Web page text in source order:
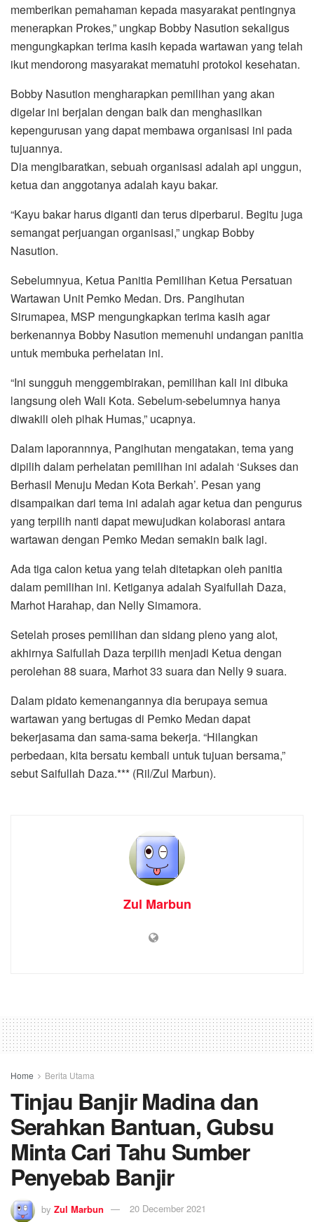
memberikan pemahaman kepada masyarakat pentingnya
menerapkan Prokes,” ungkap Bobby Nasution sekaligus
mengungkapkan terima kasih kepada wartawan yang telah
ikut mendorong masyarakat mematuhi protokol kesehatan.
Bobby Nasution mengharapkan pemilihan yang akan
digelar ini berjalan dengan baik dan menghasilkan
kepengurusan yang dapat membawa organisasi ini pada
tujuannya.
Dia mengibaratkan, sebuah organisasi adalah api unggun,
ketua dan anggotanya adalah kayu bakar.
“Kayu bakar harus diganti dan terus diperbarui. Begitu juga
semangat perjuangan organisasi,” ungkap Bobby
Nasution.
Sebelumnyua, Ketua Panitia Pemilihan Ketua Persatuan
Wartawan Unit Pemko Medan. Drs. Pangihutan
Sirumapea, MSP mengungkapkan terima kasih agar
berkenannya Bobby Nasution memenuhi undangan panitia
untuk membuka perhelatan ini.
“Ini sungguh menggembirakan, pemilihan kali ini dibuka
langsung oleh Wali Kota. Sebelum-sebelumnya hanya
diwakili oleh pihak Humas,” ucapnya.
Dalam laporannnya, Pangihutan mengatakan, tema yang
dipilih dalam perhelatan pemilihan ini adalah ‘Sukses dan
Berhasil Menuju Medan Kota Berkah’. Pesan yang
disampaikan dari tema ini adalah agar ketua dan pengurus
yang terpilih nanti dapat mewujudkan kolaborasi antara
wartawan dengan Pemko Medan semakin baik lagi.
Ada tiga calon ketua yang telah ditetapkan oleh panitia
dalam pemilihan ini. Ketiganya adalah Syaifullah Daza,
Marhot Harahap, dan Nelly Simamora.
Setelah proses pemilihan dan sidang pleno yang alot,
akhirnya Saifullah Daza terpilih menjadi Ketua dengan
perolehan 88 suara, Marhot 33 suara dan Nelly 9 suara.
Dalam pidato kemenangannya dia berupaya semua
wartawan yang bertugas di Pemko Medan dapat
bekerjasama dan sama-sama bekerja. “Hilangkan
perbedaan, kita bersatu kembali untuk tujuan bersama,”
sebut Saifullah Daza.*** (Ril/Zul Marbun).
Zul Marbun
Home Berita Utama
Tinjau Banjir Madina dan
Serahkan Bantuan, Gubsu
Minta Cari Tahu Sumber
Penyebab Banjir
by Zul Marbun 20 December 2021